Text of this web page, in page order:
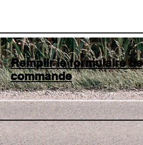
Remplir le formulaire de
commande